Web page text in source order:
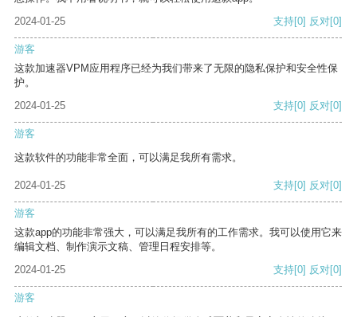
2024-01-25
支持[0] 反对[0]
游客
这款加速器VPM应用程序已经为我们带来了无限的隐私保护和安全性保
护。
2024-01-25
支持[0] 反对[0]
游客
这款软件的功能非常全面，可以满足我所有需求。
2024-01-25 支持[0] 反对[0]
游客
这款app的功能非常强大，可以满足我所有的工作需求。我可以使用它来
编辑文档、制作演示文稿、管理日程安排等。
2024-01-25
支持[0] 反对[0]
游客